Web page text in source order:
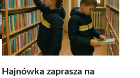
Hajnówka zaprasza na